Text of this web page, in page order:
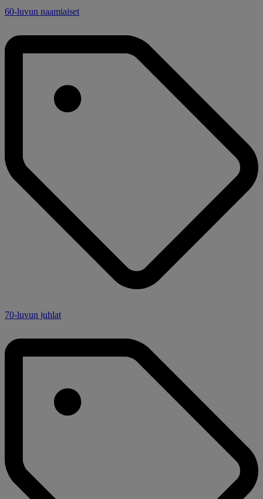
60-luvun naamiaiset
70-luvun juhlat